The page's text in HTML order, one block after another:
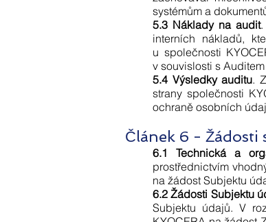
systémům a
5.3 Náklady na audit.
interních nákladů,
u společnosti
v souvislosti s Auditem
5.4 Výsledky auditu.
strany společnosti
ochraně osobních
Článek 6 - Žádosti
6.1 Technická a
prostřednictvím
na žádost Subjektu
6.2 Žádosti Subjektu
Subjektu údajů. V